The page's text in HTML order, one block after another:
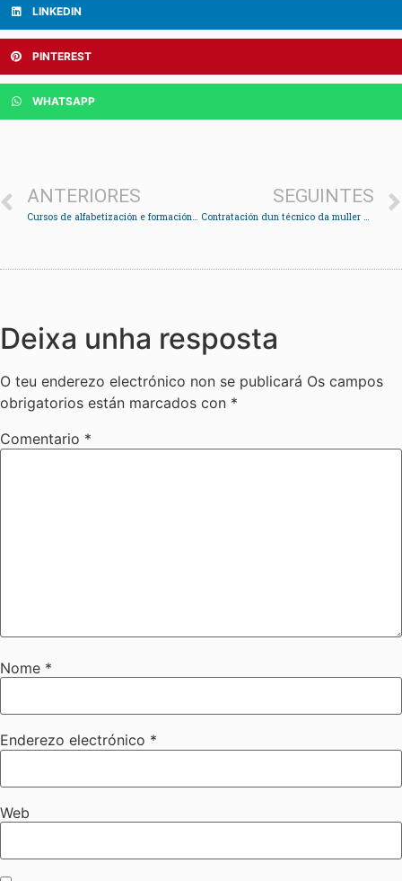
LINKEDIN
PINTEREST
WHATSAPP
ANTERIORES
Cursos de alfabetización e formación de adultos
SEGUINTES
Contratación dun técnico da muller en Servizos Sociais
Deixa unha resposta
O teu enderezo electrónico non se publicará Os campos
obrigatorios están marcados con *
Comentario *
Nome *
Enderezo electrónico *
Web